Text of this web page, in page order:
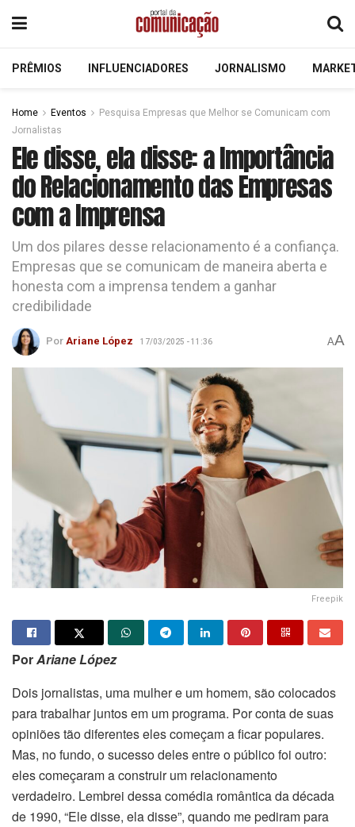
PRÊMIOS INFLUENCIADORES JORNALISMO
Home Eventos
Pesquisa Empresas que Melhor se Comunicam com
Jornalistas
Ele disse, ela disse: a Importância
do Relacionamento das Empresas
com a Imprensa
Um dos pilares desse relacionamento é a confiança.
Empresas que se comunicam de maneira aberta e
honesta com a imprensa tendem a ganhar
credibilidade
Por Ariane López 17/03/2025 - 11:36 AA
Freepik
PorAriane López
Dois jornalistas, uma mulher e um homem, são colocados
para trabalhar juntos em um programa. Por conta de suas
opiniões tão diferentes eles começam a ficar populares.
Mas, no fundo, o sucesso deles entre o público foi outro:
eles começaram a construir um relacionamento
verdadeiro. Lembrei dessa comédia romântica da década
de 1990, “Ele disse, ela disse”, quando me pediram para